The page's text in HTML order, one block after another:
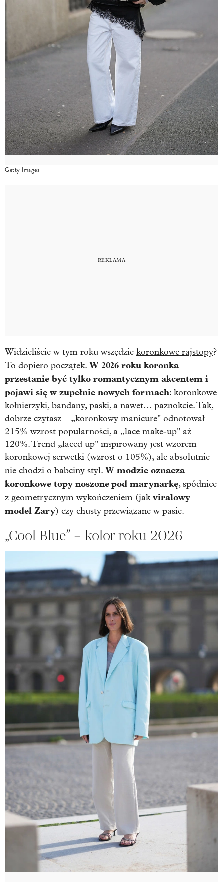
Getty Images
Widzieliście w tym roku wszędzie koronkowe rajstopy?
To dopiero początek. W 2026 roku koronka
przestanie być tylko romantycznym akcentem i
pojawi się w zupełnie nowych formach: koronkowe
kołnierzyki, bandany, paski, a nawet… paznokcie. Tak,
dobrze czytasz – „koronkowy manicure" odnotował
215% wzrost popularności, a „lace make-up" aż
120%. Trend „laced up" inspirowany jest wzorem
koronkowej serwetki (wzrost o 105%), ale absolutnie
nie chodzi o babciny styl. W modzie oznacza
koronkowe topy noszone pod marynarkę, spódnice
z geometrycznym wykończeniem (jakviralowy
model Zary) czy chusty przewiązane w pasie.
„Cool Blue” – kolor roku 2026